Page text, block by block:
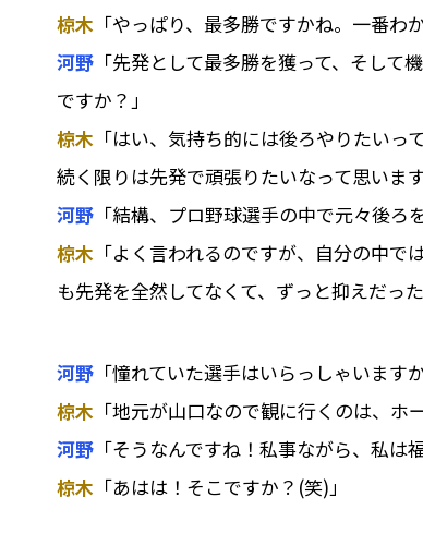
椋木 「やっぱり、最多勝ですかね。一番わ
河野 「先発として最多勝を獲って、そし
ですか？」
椋木 「はい、気持ち的には後ろやりたいっ
続く限りは先発で頑張りたいなって思います
河野 「結構、プロ野球選手の中で元々後ろ
椋木 「よく言われるのですが、自分の中
も先発を全然してなくて、ずっと抑えだっ
河野 「憧れていた選手はいらっしゃいますか
椋木 「地元が山口なので観に行くのは、ホ
河野 「そうなんですね！私事ながら、私は
椋木 「あはは！そこですか？(笑)」